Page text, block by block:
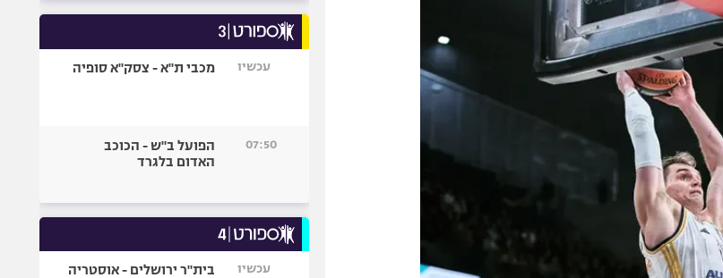
עכשיו מכבי ת"א - צסק"א סופיה
07:50
הפועל ב"ש - הכוכב
האדום בלגרד
עכשיו
בית"ר ירושלים - אוסטריה